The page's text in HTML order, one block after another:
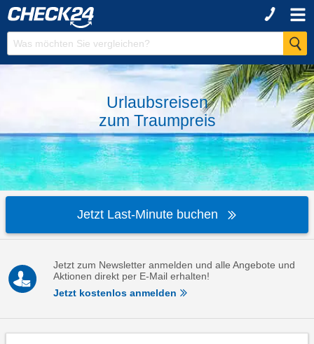
Urlaubsreisen
zum Traumpreis
Jetzt Last-Minute buchen
Jetzt zum Newsletter anmelden und alle Angebote und
Aktionen direkt per E-Mail erhalten!
Jetzt kostenlos anmelden